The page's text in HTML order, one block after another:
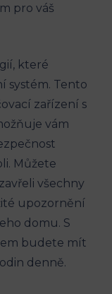
pro váš
které
systém. Tento
zařízení s
vám
Můžete
všechny
upozornění
domu. S
budete mít
denně.